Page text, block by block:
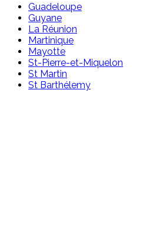
Guadeloupe
Guyane
La Réunion
Martinique
Mayotte
St-Pierre-et-Miquelon
St Martin
St Barthélemy